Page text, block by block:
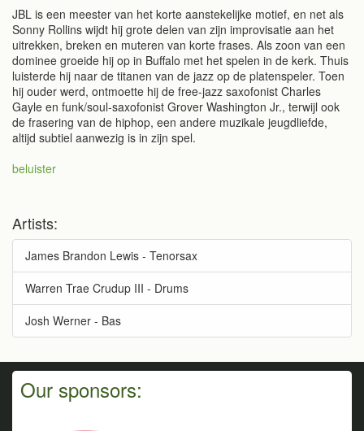
JBL is een meester van het korte aanstekelijke motief, en net als
Sonny Rollins wijdt hij grote delen van zijn improvisatie aan het
uitrekken, breken en muteren van korte frases. Als zoon van een
dominee groeide hij op in Buffalo met het spelen in de kerk. Thuis
luisterde hij naar de titanen van de jazz op de platenspeler. Toen
hij ouder werd, ontmoette hij de free-jazz saxofonist Charles
Gayle en funk/soul-saxofonist Grover Washington Jr., terwijl ook
de frasering van de hiphop, een andere muzikale jeugdliefde,
altijd subtiel aanwezig is in zijn spel.
beluister
Artists:
James Brandon Lewis - Tenorsax
Warren Trae Crudup III - Drums
Josh Werner - Bas
Our sponsors: